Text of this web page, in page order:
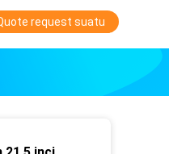
request suatu